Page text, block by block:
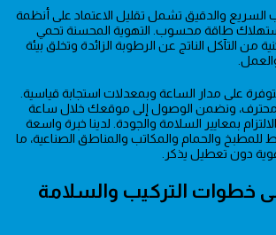
السريع والدقيق تشمل تقليل الاعتماد على أنظمة
طاقة محسوب. التهوية المحسنة تحمي
من التآكل الناتج عن الرطوبة الزائدة وتخلق بيئة
على مدار الساعة وبمعدلات استجابة قياسية.
30+ فني محترف، ونضمن الوصول إلى موقعك خلال ساعة
بمعايير السلامة والجودة. لدينا خبرة واسعة
والحمام والمكاتب والمناطق الصناعية، ما
دون تعطيل يذكر.
خطوات التركيب والسلامة